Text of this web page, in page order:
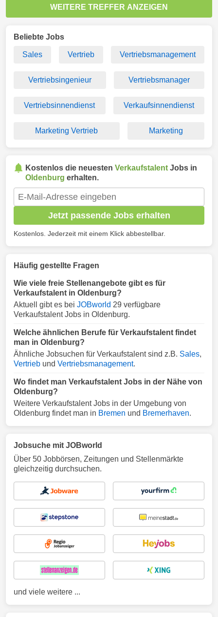
WEITERE TREFFER ANZEIGEN
Beliebte Jobs
Sales Vertrieb Vertriebsmanagement
Vertriebsingenieur Vertriebsmanager
Vertriebsinnendienst Verkaufsinnendienst
Marketing Vertrieb Marketing
Kostenlos die neuesten Verkaufstalent Jobs in
Oldenburg erhalten.
Jetzt passende Jobs erhalten
Kostenlos. Jederzeit mit einem Klick abbestellbar.
Häufig gestellte Fragen
Wie viele freie Stellenangebote gibt es für
Verkaufstalent in Oldenburg?
Aktuell gibt es bei JOBworld 29 verfügbare
Verkaufstalent Jobs in Oldenburg.
Welche ähnlichen Berufe für Verkaufstalent findet
man in Oldenburg?
Ähnliche Jobsuchen für Verkaufstalent sind z.B. Sales,
Vertrieb und Vertriebsmanagement.
Wo findet man Verkaufstalent Jobs in der Nähe von
Oldenburg?
Weitere Verkaufstalent Jobs in der Umgebung von
Oldenburg findet man in Bremen und Bremerhaven.
Jobsuche mit JOBworld
Über 50 Jobbörsen, Zeitungen und Stellenmärkte
gleichzeitig durchsuchen.
und viele weitere ...